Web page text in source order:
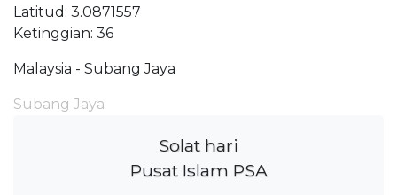
Latitud: 3.0871557
Ketinggian: 36
Malaysia - Subang Jaya
Subang Jaya
Solat hari
Pusat Islam PSA